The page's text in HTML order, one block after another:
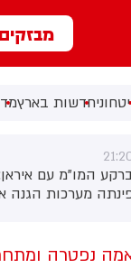
מבזקים
חדשות בארץ
המחוז
תקבל מענק
נפטרה